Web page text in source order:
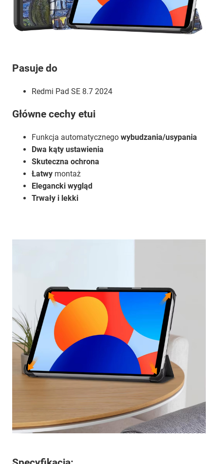
Pasuje do
Redmi Pad SE 8.7 2024
Główne cechy etui
Funkcja automatycznego wybudzania/usypania
Dwa kąty ustawienia
Skuteczna ochrona
Łatwy montaż
Elegancki wygląd
Trwały i lekki